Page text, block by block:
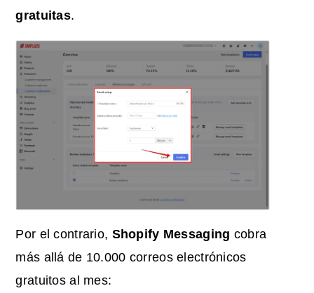
gratuitas.
Por el contrario, Shopify Messaging cobra
más allá de 10.000 correos electrónicos
gratuitos al mes: